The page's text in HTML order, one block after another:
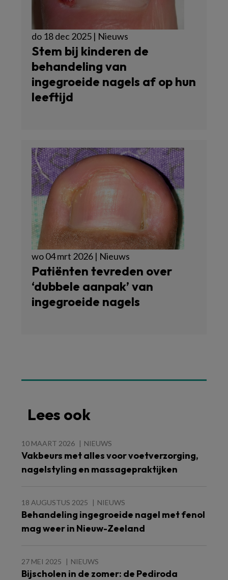
do 18 dec 2025 | Nieuws
Stem bij kinderen de
behandeling van
ingegroeide nagels af op hun
leeftijd
wo 04 mrt 2026 | Nieuws
Patiënten tevreden over
‘dubbele aanpak’ van
ingegroeide nagels
Lees ook
10 MAART 2026 NIEUWS
Vakbeurs met alles voor voetverzorging,
nagelstyling en massagepraktijken
18 AUGUSTUS 2025 NIEUWS
Behandeling ingegroeide nagel met fenol
mag weer in Nieuw-Zeeland
27 MEI 2025 NIEUWS
Bijscholen in de zomer: de Pediroda